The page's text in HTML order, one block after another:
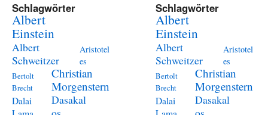
Schlagwörter
Albert
Einstein
Albert
Schweitzer
Aristotel
es
Bertolt
Brecht
Christian
Morgenstern
Dalai
Dasakal
Schlagwörter
Albert
Einstein
Albert
Schweitzer
Aristotel
es
Bertolt
Brecht
Christian
Morgenstern
Dalai
Dasakal